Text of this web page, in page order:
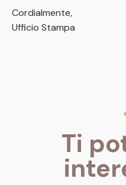
Cordialmente,
Ufficio Stampa
Ti